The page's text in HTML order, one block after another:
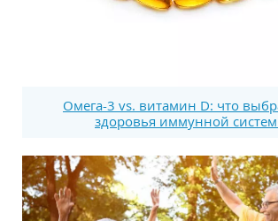
Омега-3 vs. витамин D: что
здоровья иммунной